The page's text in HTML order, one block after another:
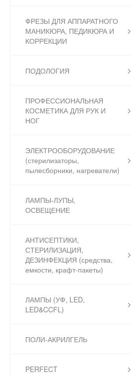
ФРЕЗЫ ДЛЯ АППАРАТНОГО
МАНИКЮРА, ПЕДИКЮРА И
КОРРЕКЦИИ
ПОДОЛОГИЯ
ПРОФЕССИОНАЛЬНАЯ
КОСМЕТИКА ДЛЯ РУК И
НОГ
ЭЛЕКТРООБОРУДОВАНИЕ
(стерилизаторы,
пылесборники, нагреватели)
ЛАМПЫ-ЛУПЫ,
ОСВЕЩЕНИЕ
АНТИСЕПТИКИ,
СТЕРИЛИЗАЦИЯ,
ДЕЗИНФЕКЦИЯ (средства,
емкости, крафт-пакеты)
ЛАМПЫ (УФ, LED,
LED&CCFL)
ПОЛИ-АКРИЛГЕЛЬ
PERFECT